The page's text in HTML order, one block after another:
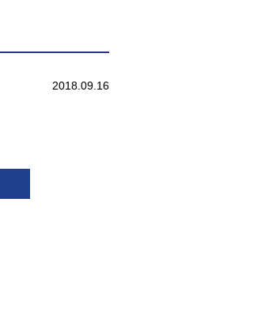
2018.09.16